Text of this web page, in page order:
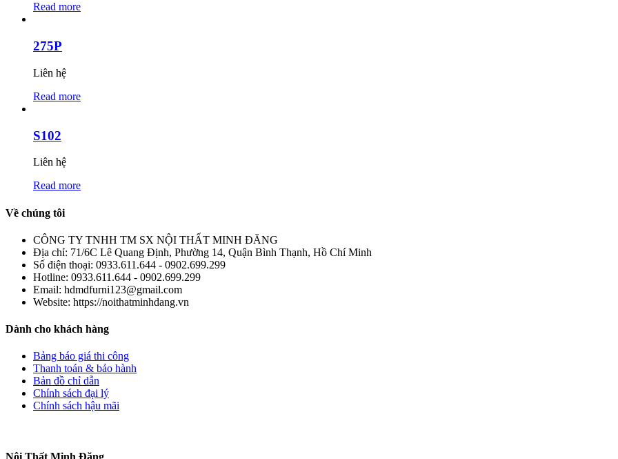
Read more
275P
Liên hệ
Read more
S102
Liên hệ
Read more
Về chúng tôi
CÔNG TY TNHH TM SX NỘI THẤT MINH ĐĂNG
Địa chỉ: 71/6C Lê Quang Định, Phường 14, Quận Bình Thạnh, Hồ Chí Minh
Số điện thoại: 0933.611.644 - 0902.699.299
Hotline: 0933.611.644 - 0902.699.299
Email: hdmdfurni123@gmail.com
Website: https://noithatminhdang.vn
Dành cho khách hàng
Bảng báo giá thi công
Thanh toán & bảo hành
Bản đồ chỉ dẫn
Chính sách đại lý
Chính sách hậu mãi
Nội Thất Minh Đăng